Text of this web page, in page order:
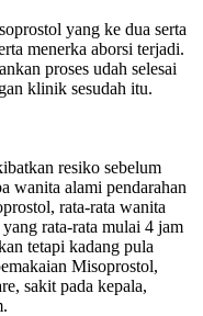
yang ke dua serta
menerka aborsi terjadi.
proses udah selesai
klinik sesudah itu.
resiko sebelum
wanita alami pendarahan
rata-rata wanita
rata-rata mulai 4 jam
tetapi kadang pula
Misoprostol,
sakit pada kepala,